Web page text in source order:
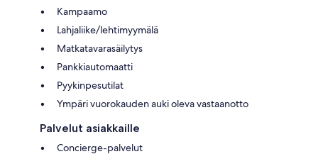
Kampaamo
Lahjaliike/lehtimyymälä
Matkatavarasäilytys
Pankkiautomaatti
Pyykinpesutilat
Ympäri vuorokauden auki oleva vastaanotto
Palvelut asiakkaille
Concierge-palvelut